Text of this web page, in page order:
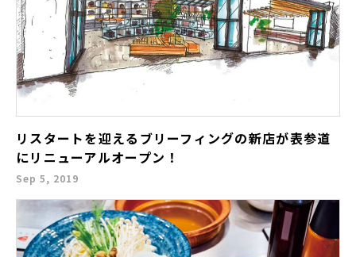
リスタートを迎えるブリーフィングの新店が表参道
にリニューアルオープン！
Sep 5, 2019